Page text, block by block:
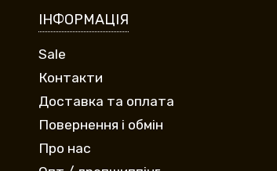
ІНФОРМАЦІЯ
Sale
Контакти
Доставка та оплата
Повернення і обмін
Про нас